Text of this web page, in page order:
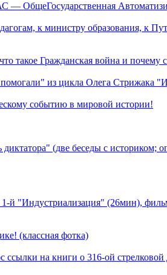
ОбщеГосударственная
к министру образования, к
такое Гражданская война и почему
из цикла Олега Стрижака
событию в мировой истории!
(две беседы с историком;
й "Индустриализация" (26мин),
(классная фотка)
на книги о 316-ой